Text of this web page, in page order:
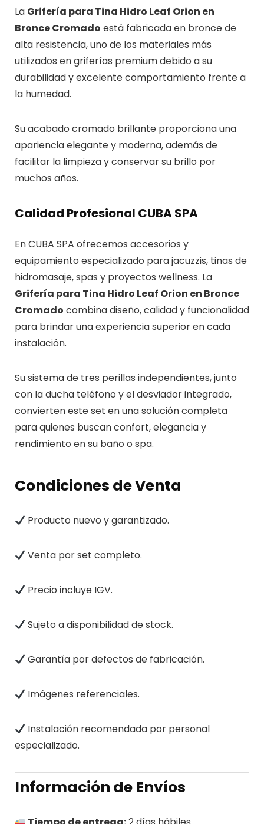
La Grifería para Tina Hidro Leaf Orion en
Bronce Cromado está fabricada en bronce de
alta resistencia, uno de los materiales más
utilizados en griferías premium debido a su
durabilidad y excelente comportamiento frente a
la humedad.
Su acabado cromado brillante proporciona una
apariencia elegante y moderna, además de
facilitar la limpieza y conservar su brillo por
muchos años.
Calidad Profesional CUBA SPA
En CUBA SPA ofrecemos accesorios y
equipamiento especializado para jacuzzis, tinas de
hidromasaje, spas y proyectos wellness. La
Grifería para Tina Hidro Leaf Orion en Bronce
Cromado combina diseño, calidad y funcionalidad
para brindar una experiencia superior en cada
instalación.
Su sistema de tres perillas independientes, junto
con la ducha teléfono y el desviador integrado,
convierten este set en una solución completa
para quienes buscan confort, elegancia y
rendimiento en su baño o spa.
Condiciones de Venta
Producto nuevo y garantizado.
Venta por set completo.
Precio incluye IGV.
Sujeto a disponibilidad de stock.
Garantía por defectos de fabricación.
Imágenes referenciales.
Instalación recomendada por personal
especializado.
Información de Envíos